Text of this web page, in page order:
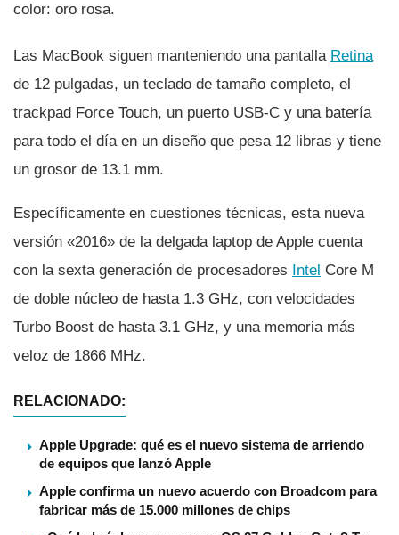
color: oro rosa.
Las MacBook siguen manteniendo una pantalla Retina
de 12 pulgadas, un teclado de tamaño completo, el
trackpad Force Touch, un puerto USB-C y una baterí­a
para todo el dí­a en un diseño que pesa 12 libras y tiene
un grosor de 13.1 mm.
Especí­ficamente en cuestiones técnicas, esta nueva
versión «2016» de la delgada laptop de Apple cuenta
con la sexta generación de procesadores
Intel Core M
de doble núcleo de hasta 1.3 GHz, con velocidades
Turbo Boost de hasta 3.1 GHz, y una memoria más
veloz de 1866 MHz.
RELACIONADO:
Apple Upgrade: qué es el nuevo sistema de arriendo
de equipos que lanzó Apple
Apple confirma un nuevo acuerdo con Broadcom para
fabricar más de 15.000 millones de chips